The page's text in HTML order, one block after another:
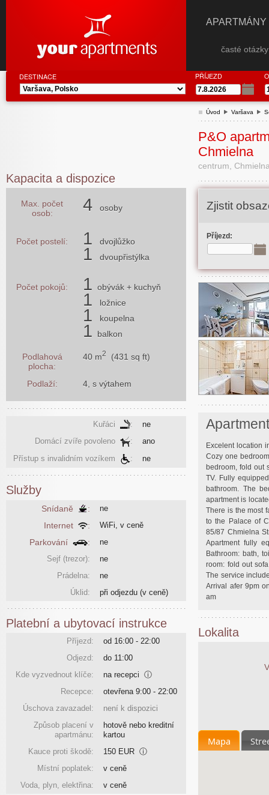
časté
DESTINACE PŘÍJEZD
Úvod Varšava
P&O
Chmielna
centrum,
Zjistit
Příjezd:
Excelent location
Cozy one
bedroom, fold out
TV. Fully
bathroom. The
apartment is
There is the most
to the Palace of
85/87 Chmielna
Apartment fully
Bathroom: bath,
room: fold out
The service
Arrival afer 9pm
am
Lokalita
Mapa
Kapacita a dispozice
Max. počet
osob:
4 osoby
Počet postelí: 1 dvojlůžko
1 dvoupřistýlka
Počet pokojů: 1 obývák + kuchyň
1 ložnice
1 koupelna
1 balkon
Podlahová
plocha:
40 m2 (431 sq ft)
Podlaží: 4, s výtahem
Kuřáci :
ne
Domácí zvíře povoleno
:
ano
Přístup s invalidním vozíkem
: ne
Služby
Snídaně : ne
Internet : WiFi, v ceně
Parkování :
ne
Sejf (trezor):
ne
Prádelna:
ne
Úklid:
při odjezdu (v ceně)
Platební a ubytovací instrukce
Příjezd:
od 16:00 - 22:00
Odjezd:
do 11:00
Kde vyzvednout klíče:
na recepci ⓘ
Recepce:
otevřena 9:00 - 22:00
Úschova zavazadel:
není k dispozici
Způsob placení v
apartmánu:
hotově nebo kreditní
kartou
Kauce proti škodě:
150 EUR ⓘ
Místní poplatek:
v ceně
Voda, plyn, elektřina:
v ceně